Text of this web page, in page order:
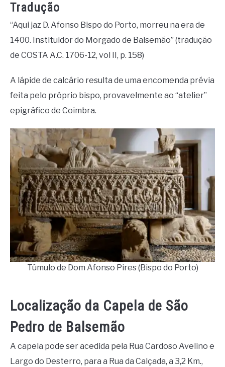
Tradução
“Aqui jaz D. Afonso Bispo do Porto, morreu na era de
1400. Instituidor do Morgado de Balsemão” (tradução
de COSTA A.C. 1706-12, vol II, p. 158)
A lápide de calcário resulta de uma encomenda prévia
feita pelo próprio bispo, provavelmente ao “atelier”
epigráfico de Coimbra.
Túmulo de Dom Afonso Pires (Bispo do Porto)
Localização da Capela de São
Pedro de Balsemão
A capela pode ser acedida pela Rua Cardoso Avelino e
Largo do Desterro, para a Rua da Calçada, a 3,2 Km.,